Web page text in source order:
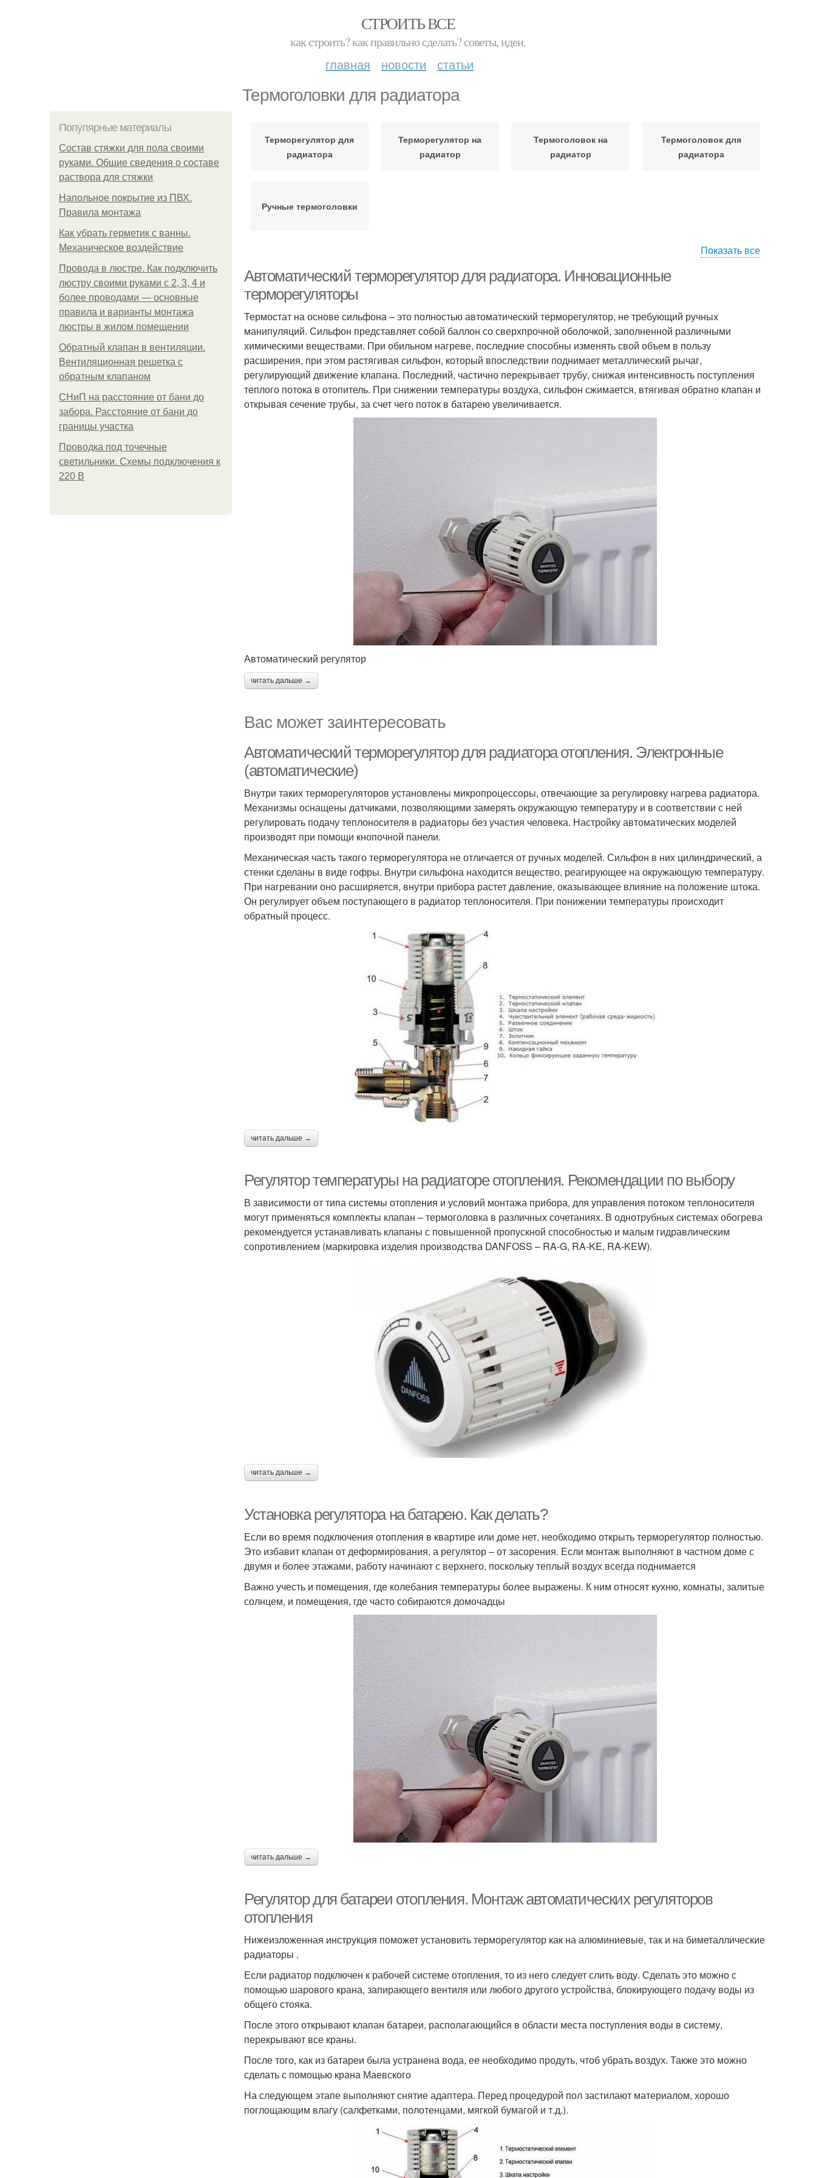
СТРОИТЬ ВСЕ
как строить? как правильно сделать? советы, идеи.
главная новости статьи
Термоголовки для радиатора
Популярные материалы
Состав стяжки для пола своими
руками. Общие сведения о составе
раствора для стяжки
Напольное покрытие из ПВХ.
Правила монтажа
Как убрать герметик с ванны.
Механическое воздействие
Провода в люстре. Как подключить
люстру своими руками с 2, 3, 4 и
более проводами — основные
правила и варианты монтажа
люстры в жилом помещении
Обратный клапан в вентиляции.
Вентиляционная решетка с
обратным клапаном
СНиП на расстояние от бани до
забора. Расстояние от бани до
границы участка
Проводка под точечные
светильники. Схемы подключения к
220 В
Терморегулятор для
радиатора
Терморегулятор на
радиатор
Термоголовок на
радиатор
Термоголовок для
радиатора
Ручные термоголовки
Показать все
Автоматический терморегулятор для радиатора. Инновационные
терморегуляторы
Термостат на основе сильфона – это полностью автоматический терморегулятор, не требующий ручных
манипуляций. Сильфон представляет собой баллон со сверхпрочной оболочкой, заполненной различными
химическими веществами. При обильном нагреве, последние способны изменять свой объем в пользу
расширения, при этом растягивая сильфон, который впоследствии поднимает металлический рычаг,
регулирующий движение клапана. Последний, частично перекрывает трубу, снижая интенсивность поступления
теплого потока в отопитель. При снижении температуры воздуха, сильфон сжимается, втягивая обратно клапан и
открывая сечение трубы, за счет чего поток в батарею увеличивается.
Автоматический регулятор
читать дальше →
Вас может заинтересовать
Автоматический терморегулятор для радиатора отопления. Электронные
(автоматические)
Внутри таких терморегуляторов установлены микропроцессоры, отвечающие за регулировку нагрева радиатора.
Механизмы оснащены датчиками, позволяющими замерять окружающую температуру и в соответствии с ней
регулировать подачу теплоносителя в радиаторы без участия человека. Настройку автоматических моделей
производят при помощи кнопочной панели.
Механическая часть такого терморегулятора не отличается от ручных моделей. Сильфон в них цилиндрический, а
стенки сделаны в виде гофры. Внутри сильфона находится вещество, реагирующее на окружающую температуру.
При нагревании оно расширяется, внутри прибора растет давление, оказывающее влияние на положение штока.
Он регулирует объем поступающего в радиатор теплоносителя. При понижении температуры происходит
обратный процесс.
читать дальше →
Регулятор температуры на радиаторе отопления. Рекомендации по выбору
В зависимости от типа системы отопления и условий монтажа прибора, для управления потоком теплоносителя
могут применяться комплекты клапан – термоголовка в различных сочетаниях. В однотрубных системах обогрева
рекомендуется устанавливать клапаны с повышенной пропускной способностью и малым гидравлическим
сопротивлением (маркировка изделия производства DANFOSS – RA-G, RA-KE, RA-KEW).
читать дальше →
Установка регулятора на батарею. Как делать?
Если во время подключения отопления в квартире или доме нет, необходимо открыть терморегулятор полностью.
Это избавит клапан от деформирования, а регулятор – от засорения. Если монтаж выполняют в частном доме с
двумя и более этажами, работу начинают с верхнего, поскольку теплый воздух всегда поднимается
Важно учесть и помещения, где колебания температуры более выражены. К ним относят кухню, комнаты, залитые
солнцем, и помещения, где часто собираются домочадцы
читать дальше →
Регулятор для батареи отопления. Монтаж автоматических регуляторов
отопления
Нижеизложенная инструкция поможет установить терморегулятор как на алюминиевые, так и на биметаллические
радиаторы .
Если радиатор подключен к рабочей системе отопления, то из него следует слить воду. Сделать это можно с
помощью шарового крана, запирающего вентиля или любого другого устройства, блокирующего подачу воды из
общего стояка.
После этого открывают клапан батареи, располагающийся в области места поступления воды в систему,
перекрывают все краны.
После того, как из батареи была устранена вода, ее необходимо продуть, чтоб убрать воздух. Также это можно
сделать с помощью крана Маевского
На следующем этапе выполняют снятие адаптера. Перед процедурой пол застилают материалом, хорошо
поглощающим влагу (салфетками, полотенцами, мягкой бумагой и т.д.).